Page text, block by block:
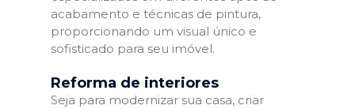
acabamento e técnicas de pintura,
proporcionando um visual único e
sofisticado para seu imóvel.
Reforma de interiores
Seja para modernizar sua casa, criar